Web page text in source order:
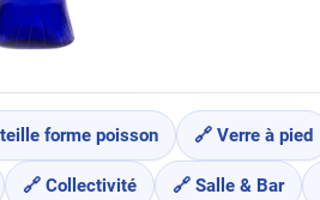
forme poisson 🔗 Verre à pied
🔗 Collectivité 🔗 Salle & Bar